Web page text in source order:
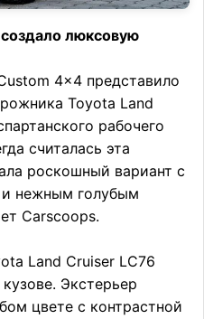
люксовую
4×4 представило
Toyota Land
рабочего
считалась эта
роскошный вариант с
нежным голубым
Carscoops.
Land Cruiser LC76
Экстерьер
цвете с контрастной